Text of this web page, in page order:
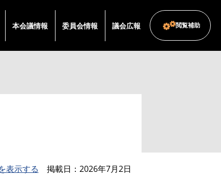
本会議情報 委員会情報 議会広報 閲覧補助
表示する 掲載日 2026年7月2日